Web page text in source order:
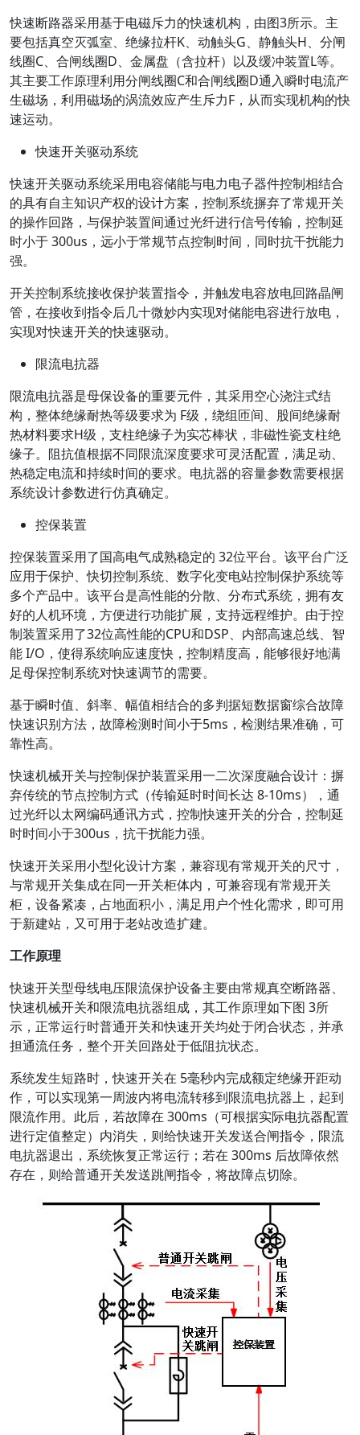
快速断路器采用基于电磁斥力的快速机构，由图3所示。主
要包括真空灭弧室、绝缘拉杆K、动触头G、静触头H、分闸
线圈C、合闸线圈D、金属盘（含拉杆）以及缓冲装置L等。
其主要工作原理利用分闸线圈C和合闸线圈D通入瞬时电流产
生磁场，利用磁场的涡流效应产生斥力F，从而实现机构的快
速运动。
快速开关驱动系统
快速开关驱动系统采用电容储能与电力电子器件控制相结合
的具有自主知识产权的设计方案，控制系统摒弃了常规开关
的操作回路，与保护装置间通过光纤进行信号传输，控制延
时小于 300us，远小于常规节点控制时间，同时抗干扰能力
强。
开关控制系统接收保护装置指令，并触发电容放电回路晶闸
管，在接收到指令后几十微妙内实现对储能电容进行放电，
实现对快速开关的快速驱动。
限流电抗器
限流电抗器是母保设备的重要元件，其采用空心浇注式结
构，整体绝缘耐热等级要求为 F级，绕组匝间、股间绝缘耐
热材料要求H级，支柱绝缘子为实芯棒状，非磁性瓷支柱绝
缘子。阻抗值根据不同限流深度要求可灵活配置，满足动、
热稳定电流和持续时间的要求。电抗器的容量参数需要根据
系统设计参数进行仿真确定。
控保装置
控保装置采用了国高电气成熟稳定的 32位平台。该平台广泛
应用于保护、快切控制系统、数字化变电站控制保护系统等
多个产品中。该平台是高性能的分散、分布式系统，拥有友
好的人机环境，方便进行功能扩展，支持远程维护。由于控
制装置采用了32位高性能的CPU和DSP、内部高速总线、智
能 I/O，使得系统响应速度快，控制精度高，能够很好地满
足母保控制系统对快速调节的需要。
基于瞬时值、斜率、幅值相结合的多判据短数据窗综合故障
快速识别方法，故障检测时间小于5ms，检测结果准确，可
靠性高。
快速机械开关与控制保护装置采用一二次深度融合设计：摒
弃传统的节点控制方式（传输延时时间长达 8-10ms），通
过光纤以太网编码通讯方式，控制快速开关的分合，控制延
时时间小于300us，抗干扰能力强。
快速开关采用小型化设计方案，兼容现有常规开关的尺寸，
与常规开关集成在同一开关柜体内，可兼容现有常规开关
柜，设备紧凑，占地面积小，满足用户个性化需求，即可用
于新建站，又可用于老站改造扩建。
工作原理
快速开关型母线电压限流保护设备主要由常规真空断路器、
快速机械开关和限流电抗器组成，其工作原理如下图 3所
示，正常运行时普通开关和快速开关均处于闭合状态，并承
担通流任务，整个开关回路处于低阻抗状态。
系统发生短路时，快速开关在 5毫秒内完成额定绝缘开距动
作，可以实现第一周波内将电流转移到限流电抗器上，起到
限流作用。此后，若故障在 300ms（可根据实际电抗器配置
进行定值整定）内消失，则给快速开关发送合闸指令，限流
电抗器退出，系统恢复正常运行；若在 300ms 后故障依然
存在，则给普通开关发送跳闸指令，将故障点切除。